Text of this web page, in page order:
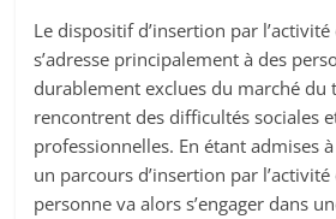
Le dispositif d’insertion par
s’adresse principalement à des
durablement exclues du marché du
rencontrent des difficultés sociales
professionnelles. En étant admises
un parcours d’insertion par
personne va alors s’engager dans